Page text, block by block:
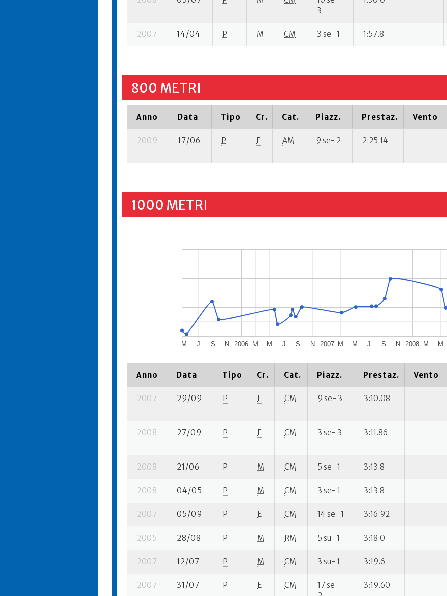
3
2007 14/04 P M CM 3 se- 1 1:57.8
800 METRI
Anno Data Tipo Cr. Cat. Piazz. Prestaz. Vento
2009 17/06 P E AM 9 se- 2 2:25.14
1000 METRI
2006 2007 2008
M J S N M M J S N M M J S N M M
Anno Data Tipo Cr. Cat. Piazz. Prestaz. Vento
2007 29/09 P E CM 9 se- 3 3:10.08
2008 27/09 P E CM 3 se- 3 3:11.86
2008 21/06 P M CM 5 se- 1 3:13.8
2008 04/05 P M CM 3 se- 1 3:13.8
2007 05/09 P E CM 14 se- 1 3:16.92
2005 28/08 P M RM 5 su- 1 3:18.0
2007 12/07 P M CM 3 su- 1 3:19.6
2007 31/07 P E CM
17 se-
3:19.60